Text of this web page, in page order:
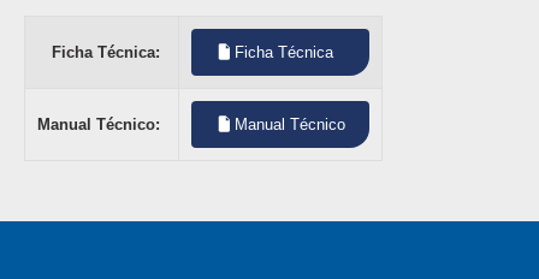
Ficha Técnica: Ficha Técnica
Manual Técnico: Manual Técnico